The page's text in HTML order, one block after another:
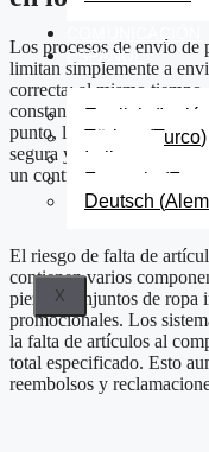
ESPAÑOL
English (Inglés
Türkçe
(Turco)
Italiano
Français
(
Deutsch (
X
Los procesos de envío de
limitan simplemente a
correcta; al mismo
constante y que cumpla
punto, las básculas de
segura y sin problemas
un control correcto del
El riesgo de falta de
contienen varios
piezas, conjuntos de ropa
promocionales. Los
la falta de artículos al
total especificado. Esto
reembolsos y